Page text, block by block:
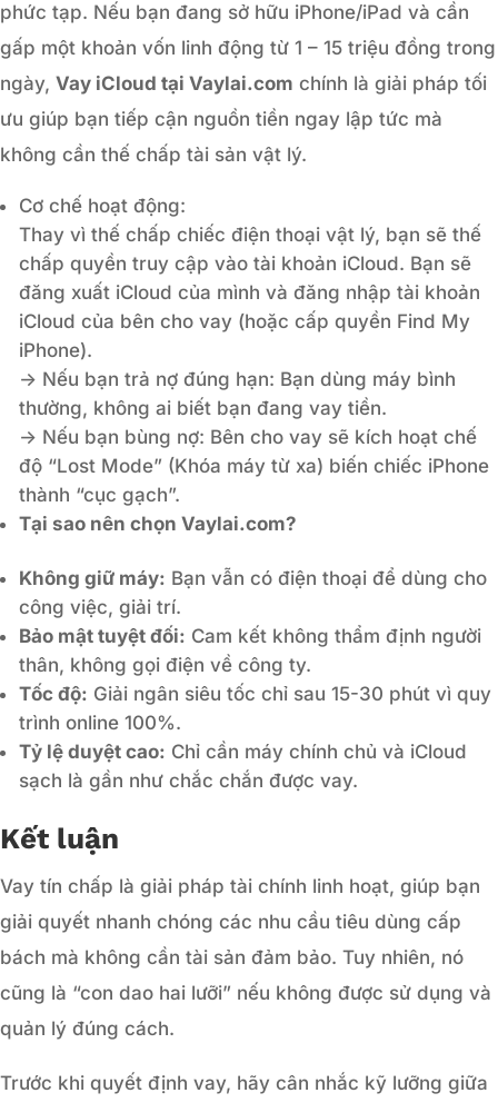
phức tạp. Nếu bạn đang sở hữu iPhone/iPad và cần
gấp một khoản vốn linh động từ 1 – 15 triệu đồng trong
ngày, Vay iCloud tại Vaylai.com chính là giải pháp tối
ưu giúp bạn tiếp cận nguồn tiền ngay lập tức mà
không cần thế chấp tài sản vật lý.
Cơ chế hoạt động:
Thay vì thế chấp chiếc điện thoại vật lý, bạn sẽ thế
chấp quyền truy cập vào tài khoản iCloud. Bạn sẽ
đăng xuất iCloud của mình và đăng nhập tài khoản
iCloud của bên cho vay (hoặc cấp quyền Find My
iPhone).
-> Nếu bạn trả nợ đúng hạn: Bạn dùng máy bình
thường, không ai biết bạn đang vay tiền.
-> Nếu bạn bùng nợ: Bên cho vay sẽ kích hoạt chế
độ “Lost Mode” (Khóa máy từ xa) biến chiếc iPhone
thành “cục gạch”.
Tại sao nên chọn Vaylai.com?
Không giữ máy: Bạn vẫn có điện thoại để dùng cho
công việc, giải trí.
Bảo mật tuyệt đối: Cam kết không thẩm định người
thân, không gọi điện về công ty.
Tốc độ: Giải ngân siêu tốc chỉ sau 15-30 phút vì quy
trình online 100%.
Tỷ lệ duyệt cao: Chỉ cần máy chính chủ và iCloud
sạch là gần như chắc chắn được vay.
Kết luận
Vay tín chấp là giải pháp tài chính linh hoạt, giúp bạn
giải quyết nhanh chóng các nhu cầu tiêu dùng cấp
bách mà không cần tài sản đảm bảo. Tuy nhiên, nó
cũng là “con dao hai lưỡi” nếu không được sử dụng và
quản lý đúng cách.
Trước khi quyết định vay, hãy cân nhắc kỹ lưỡng giữa